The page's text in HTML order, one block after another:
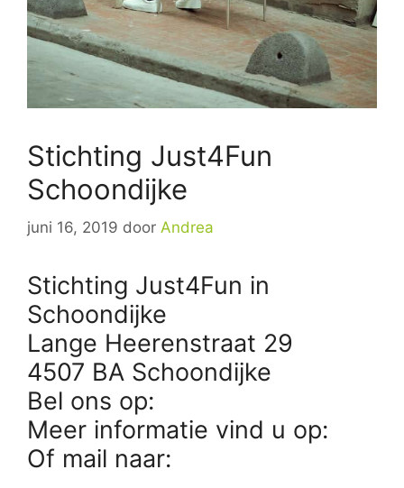
Stichting Just4Fun
Schoondijke
juni 16, 2019 door Andrea
Stichting Just4Fun in
Schoondijke
Lange Heerenstraat 29
4507 BA Schoondijke
Bel ons op:
Meer informatie vind u op:
Of mail naar: